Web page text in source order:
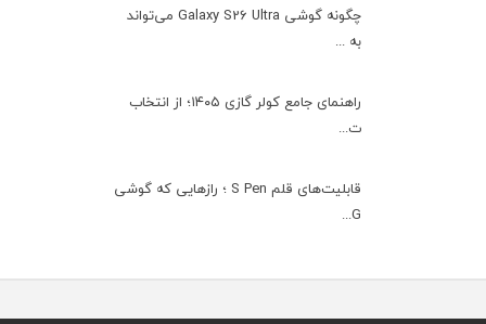
چگونه گوشی Galaxy S26 Ultra می‌تواند
به ...
راهنمای جامع کولر گازی ۱۴۰۵؛ از انتخاب
ت...
قابلیت‌های قلم S Pen ؛ رازهایی که گوشی
G...